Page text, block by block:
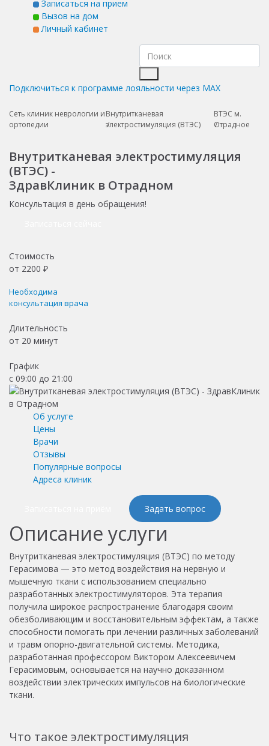
Записаться на прием
Вызов на дом
Личный кабинет
Подключиться к программе лояльности через MAX
Сеть клиник неврологии и
ортопедии
Внутритканевая
электростимуляция (ВТЭС)
ВТЭС м.
Отрадное
Внутритканевая электростимуляция
(ВТЭС) -
ЗдравКлиник в Отрадном
Консультация в день обращения!
Стоимость
от 2200 ₽
Необходима
консультация врача
Длительность
от 20 минут
График
с 09:00 до 21:00
Об услуге
Цены
Врачи
Отзывы
Популярные вопросы
Адреса клиник
Задать вопрос
Описание услуги
Внутритканевая электростимуляция (ВТЭС) по методу
Герасимова — это метод воздействия на нервную и
мышечную ткани с использованием специально
разработанных электростимуляторов. Эта терапия
получила широкое распространение благодаря своим
обезболивающим и восстановительным эффектам, а также
способности помогать при лечении различных заболеваний
и травм опорно-двигательной системы. Методика,
разработанная профессором Виктором Алексеевичем
Герасимовым, основывается на научно доказанном
воздействии электрических импульсов на биологические
ткани.
Что такое электростимуляция